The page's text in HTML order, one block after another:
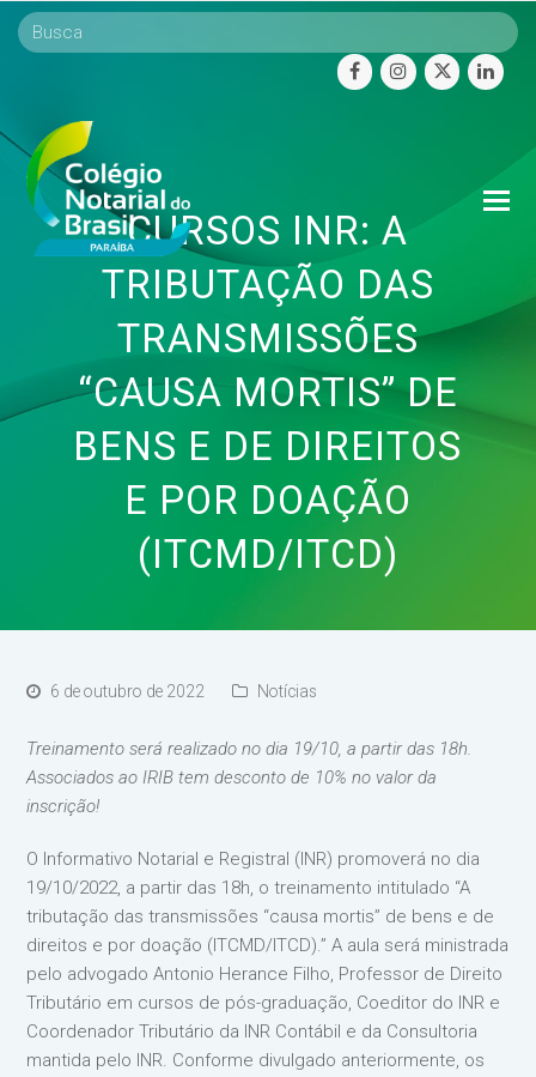
facebookinstagram
twitter
CURSOS INR: A
TRIBUTAÇÃO DAS
TRANSMISSÕES
“CAUSA MORTIS” DE
BENS E DE DIREITOS
E POR DOAÇÃO
(ITCMD/ITCD)
6 de outubro de 2022 Notícias
Treinamento será realizado no dia 19/10, a partir das 18h.
Associados ao IRIB tem desconto de 10% no valor da
inscrição!
O Informativo Notarial e Registral (INR) promoverá no dia
19/10/2022, a partir das 18h, o treinamento intitulado “A
tributação das transmissões “causa mortis” de bens e de
direitos e por doação (ITCMD/ITCD).” A aula será ministrada
pelo advogado Antonio Herance Filho, Professor de Direito
Tributário em cursos de pós-graduação, Coeditor do INR e
Coordenador Tributário da INR Contábil e da Consultoria
mantida pelo INR. Conforme divulgado anteriormente, os